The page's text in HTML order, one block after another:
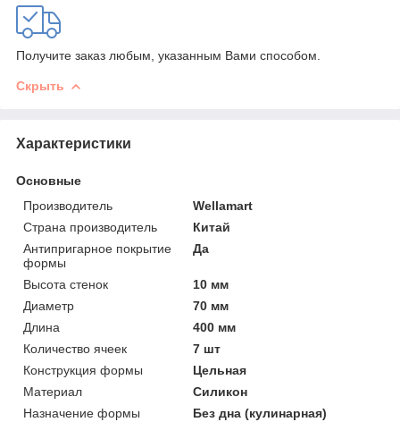
Получите заказ любым, указанным Вами способом.
Скрыть
Характеристики
Основные
Производитель
Wellamart
Страна производитель
Китай
Антипригарное покрытие
формы
Да
Высота стенок
10 мм
Диаметр
70 мм
Длина
400 мм
Количество ячеек
7 шт
Конструкция формы
Цельная
Материал
Силикон
Назначение формы
Без дна (кулинарная)